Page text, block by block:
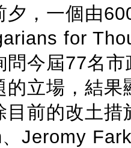
夕，一個由
for
問今屆77名
的立場，結
目前的改土
Jeromy